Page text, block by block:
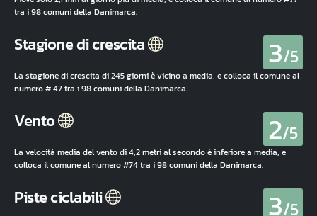
tra i 98 comuni della Danimarca.
Stagione di crescita 3/5
La stagione di crescita di 245 giorni è vicino a media, e colloca il comune al
numero # 47 tra i 98 comuni della Danimarca.
Vento 2/5
La velocità media del vento di 4,2 metri al secondo è inferiore a media, e
colloca il comune al numero #74 tra i 98 comuni della Danimarca.
Piste ciclabili 3/5